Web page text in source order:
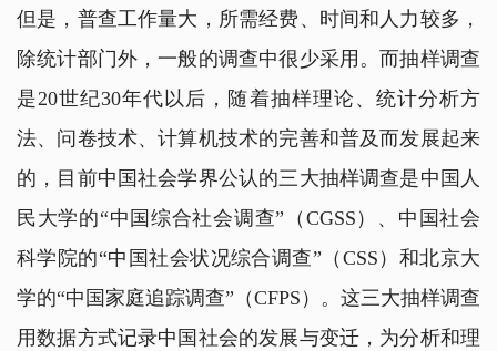
但是，普查工作量大，所需经费、时间和人力较多，
除统计部门外，一般的调查中很少采用。而抽样调查
是20世纪30年代以后，随着抽样理论、统计分析方
法、问卷技术、计算机技术的完善和普及而发展起来
的，目前中国社会学界公认的三大抽样调查是中国人
民大学的“中国综合社会调查”（CGSS）、中国社会
科学院的“中国社会状况综合调查”（CSS）和北京大
学的“中国家庭追踪调查”（CFPS）。这三大抽样调查
用数据方式记录中国社会的发展与变迁，为分析和理